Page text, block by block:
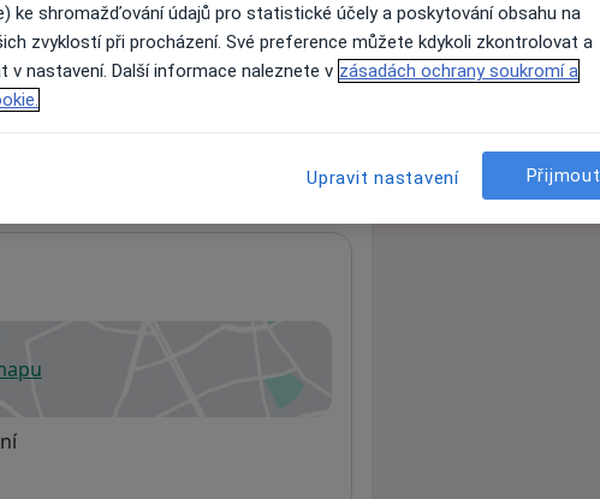
nejsou k dispozici
informace o svých službách.
v nové záložce
ke shromažďování údajů pro statistické účely a poskytování obsahu na
zvyklostí při procházení. Své preference můžete kdykoli zkontrolovat a
v nastavení. Další informace naleznete v zásadách ochrany soukromí a
Upravit nastavení Přijmout